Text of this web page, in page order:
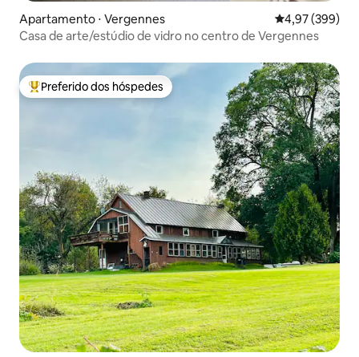
Apartamento ⋅ Vergennes 4,97 de uma
4,97 (399)
Casa de arte/estúdio de vidro no centro de Vergennes
Entre os melhores preferidos dos hóspedes
Preferido dos hóspedes